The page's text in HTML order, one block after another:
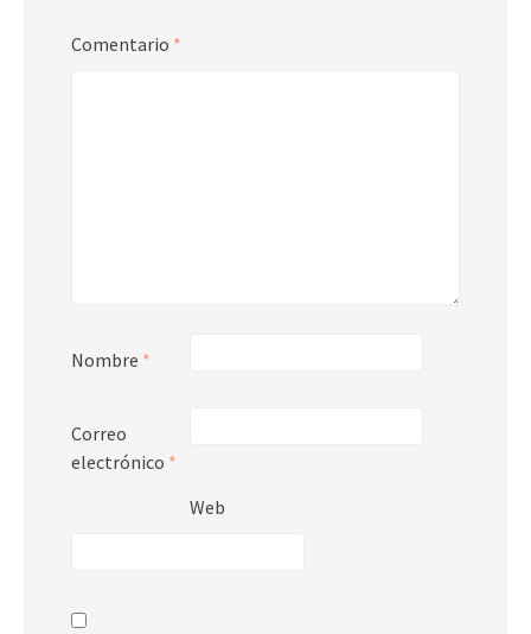
Comentario *
Nombre *
Correo
electrónico *
Web